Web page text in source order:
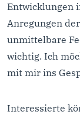
Entwicklungen
Anregungen
unmittelbare
wichtig. Ich
mit mir ins
Interessierte